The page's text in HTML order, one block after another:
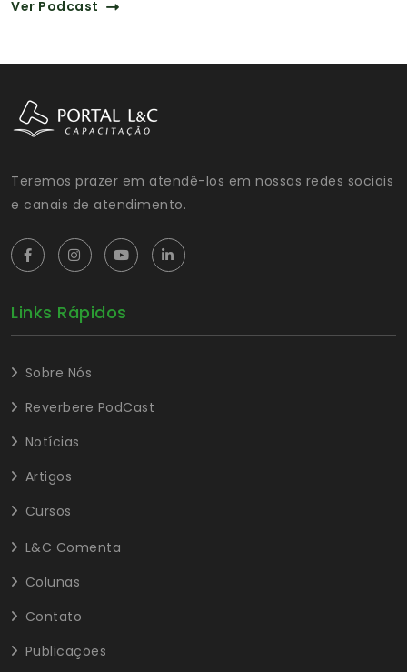
Ver Podcast
Teremos prazer em atendê-los em nossas redes sociais
e canais de atendimento.
Links Rápidos
Sobre Nós
Reverbere PodCast
Notícias
Artigos
Cursos
L&C Comenta
Colunas
Contato
Publicações